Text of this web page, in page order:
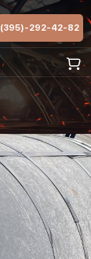
(395)-292-42-82